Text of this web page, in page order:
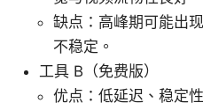
缺点：高峰期可能出
不稳定。
工具 B（免费版）
优点：低延迟、稳定